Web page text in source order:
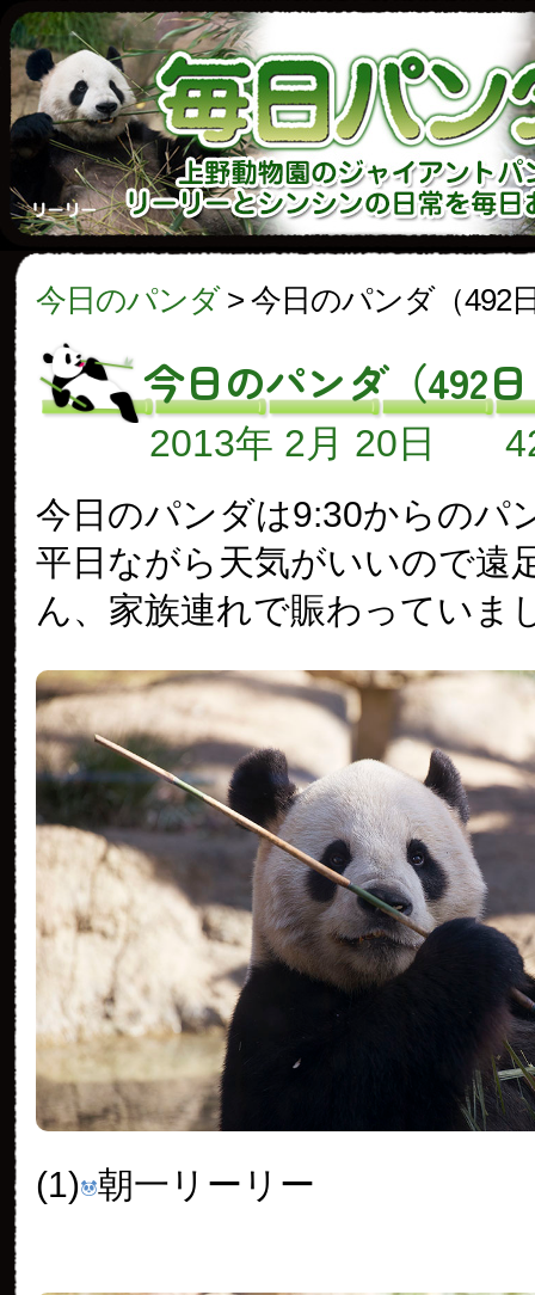
今日のパンダ> 今日のパンダ（492
今日のパンダ（492
2013年 2月 20日
今日のパンダは9:30からのパ
平日ながら天気がいいので遠
ん、家族連れで賑わっていま
(1) 朝一リーリー